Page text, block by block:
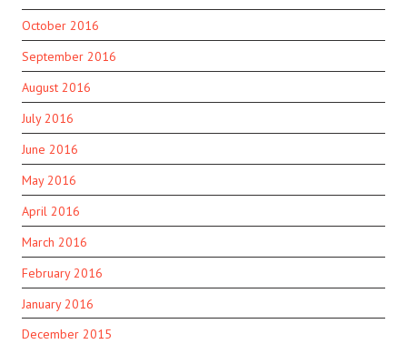
October 2016
September 2016
August 2016
July 2016
June 2016
May 2016
April 2016
March 2016
February 2016
January 2016
December 2015